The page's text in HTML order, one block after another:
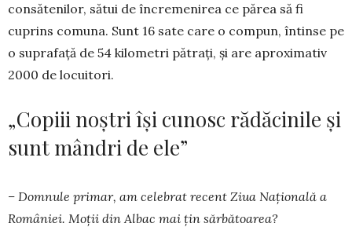
consătenilor, sătui de încremenirea ce părea să fi
cuprins comuna. Sunt 16 sate care o compun, întinse pe
o suprafață de 54 kilometri pătrați, și are aproximativ
2000 de locuitori.
„Copiii noștri își cunosc rădăcinile și
sunt mândri de ele”
– Domnule primar, am celebrat recent Ziua Națională a
României. Moții din Albac mai țin sărbătoarea?